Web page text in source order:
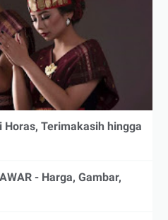
Horas, Terimakasih hingga
- Harga, Gambar,